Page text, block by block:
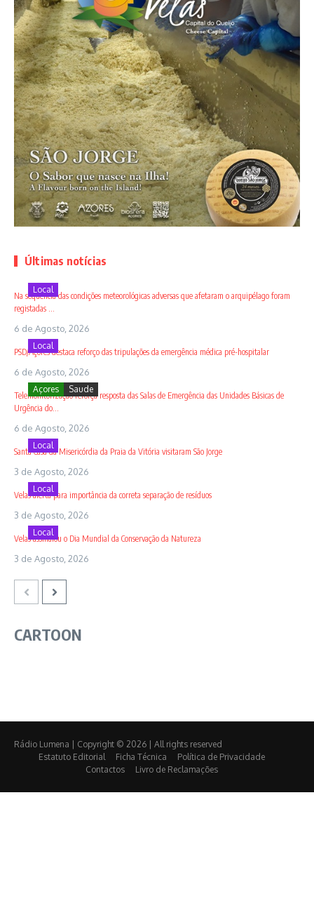
Últimas notícias
Local
Na sequência das condições meteorológicas adversas que afetaram o arquipélago foram
registadas ...
6 de Agosto, 2026
Local
PSD/Açores destaca reforço das tripulações da emergência médica pré-hospitalar
6 de Agosto, 2026
Açores Saude
Telemonitorização reforça resposta das Salas de Emergência das Unidades Básicas de
Urgência do...
6 de Agosto, 2026
Local
Santa Casa da Misericórdia da Praia da Vitória visitaram São Jorge
3 de Agosto, 2026
Local
Velas alerta para importância da correta separação de resíduos
3 de Agosto, 2026
Local
Velas assinalou o Dia Mundial da Conservação da Natureza
3 de Agosto, 2026
CARTOON
Rádio Lumena | Copyright © 2026 | All rights reserved
Estatuto Editorial
Ficha Técnica
Política de Privacidade
Contactos
Livro de Reclamações